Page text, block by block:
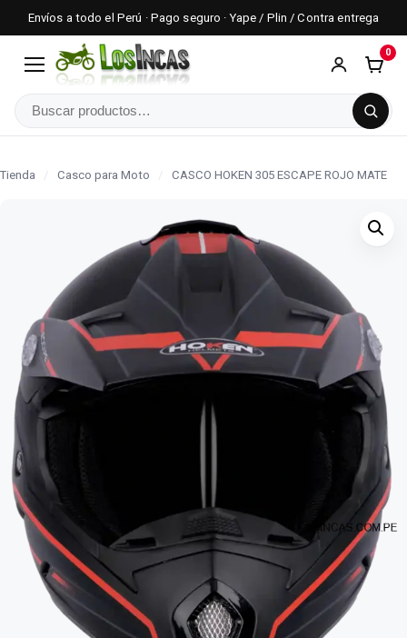
Envíos a todo el Perú · Pago seguro · Yape / Plin / Contra entrega
Menú
Buscar
0
Tienda / Casco para Moto / CASCO HOKEN 305 ESCAPE ROJO MATE